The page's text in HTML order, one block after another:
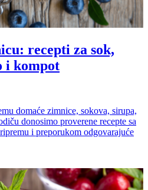
recepti za sok,
i kompot
domaće zimnice, sokova, sirupa,
donosimo proverene recepte sa
i preporukom odgovarajuće